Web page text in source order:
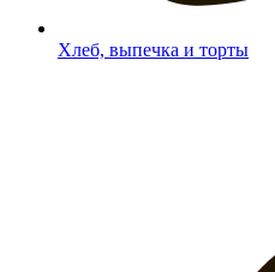
Хлеб, выпечка и торты